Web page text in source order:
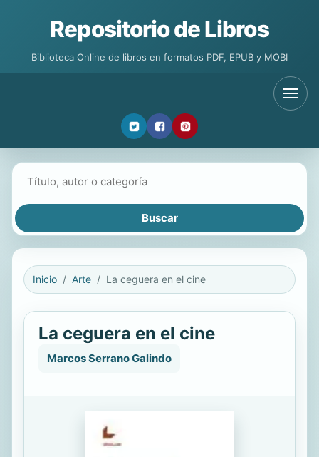
Repositorio de Libros
Biblioteca Online de libros en formatos PDF, EPUB y MOBI
Inicio Arte La ceguera en el cine
La ceguera en el cine
Marcos Serrano Galindo